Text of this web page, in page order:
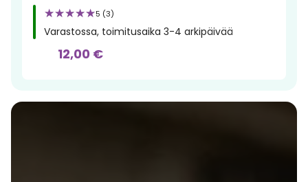
5 (3)
Varastossa, toimitusaika 3-4 arkipäivää
12,00 €